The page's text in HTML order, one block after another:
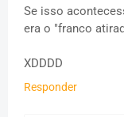
Se isso
era o "franco
XDDDD
Responder